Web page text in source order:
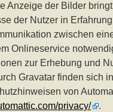
Anzeige der Bilder
der Nutzer in
zwischen
Onlineservice
zur Erhebung und
Gravatar finden sich
von
privacy/
.